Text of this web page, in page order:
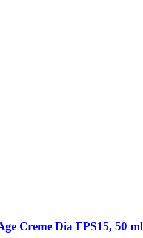
Creme Dia FPS15, 50 ml